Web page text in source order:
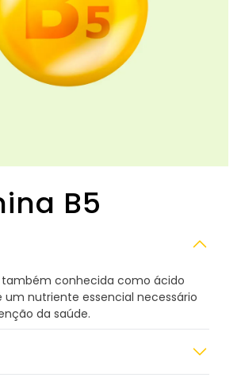
B5
também conhecida como ácido
nutriente essencial necessário
da saúde.